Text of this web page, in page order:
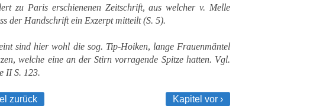
zu Paris erschienenen Zeitschrift, aus welcher v. Melle
der Handschrift ein Exzerpt mitteilt (S. 5).
sind hier wohl die sog. Tip-Hoiken, lange Frauenmäntel
welche eine an der Stirn vorragende Spitze hatten. Vgl.
II S. 123.
zurück Kapitel vor ›